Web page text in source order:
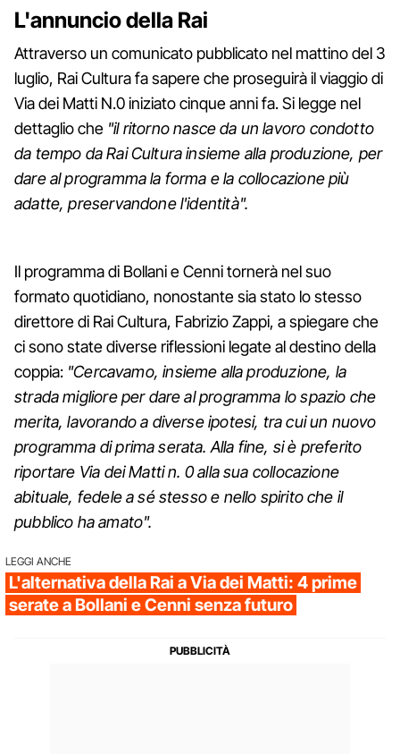
L'annuncio della Rai
Attraverso un comunicato pubblicato nel mattino del 3
luglio, Rai Cultura fa sapere che proseguirà il viaggio di
Via dei Matti N.0 iniziato cinque anni fa. Si legge nel
dettaglio che "il ritorno nasce da un lavoro condotto
da tempo da Rai Cultura insieme alla produzione, per
dare al programma la forma e la collocazione più
adatte, preservandone l'identità".
Il programma di Bollani e Cenni tornerà nel suo
formato quotidiano, nonostante sia stato lo stesso
direttore di Rai Cultura, Fabrizio Zappi, a spiegare che
ci sono state diverse riflessioni legate al destino della
coppia: "Cercavamo, insieme alla produzione, la
strada migliore per dare al programma lo spazio che
merita, lavorando a diverse ipotesi, tra cui un nuovo
programma di prima serata. Alla fine, si è preferito
riportare Via dei Matti n. 0 alla sua collocazione
abituale, fedele a sé stesso e nello spirito che il
pubblico ha amato".
LEGGI ANCHE
L'alternativa della Rai a Via dei Matti: 4 prime
serate a Bollani e Cenni senza futuro